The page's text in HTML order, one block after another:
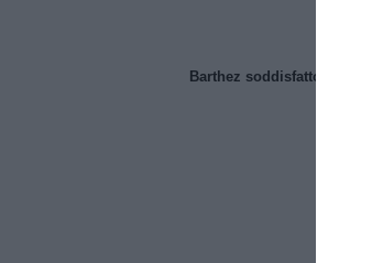
Barthez soddisfatto del